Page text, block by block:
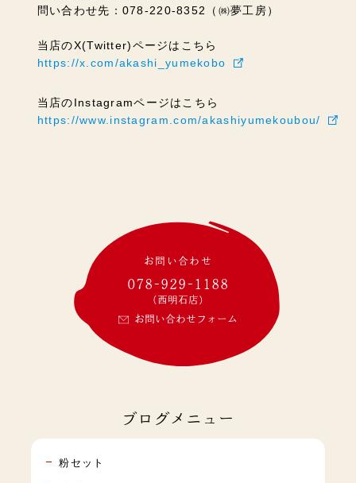
問い合わせ先：078-220-8352（㈱夢工房）
当店のX(Twitter)ページはこちら
https://x.com/akashi_yumekobo
当店のInstagramページはこちら
https://www.instagram.com/akashiyumekoubou/
お問い合わせ
078-929-1188
(西明石店)
お問い合わせフォーム
ブログメニュー
粉セット